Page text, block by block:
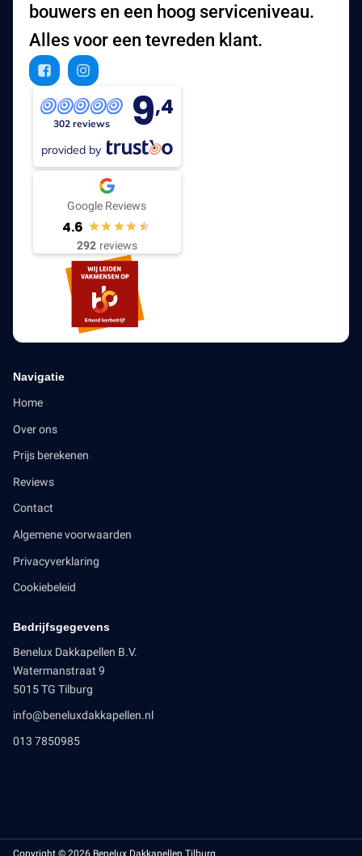
bouwers en een hoog serviceniveau.
Alles voor een tevreden klant.
302 reviews 9,4
provided by
Google Reviews
4.6
292 reviews
Navigatie
Home
Over ons
Prijs berekenen
Reviews
Contact
Algemene voorwaarden
Privacyverklaring
Cookiebeleid
Bedrijfsgegevens
Benelux Dakkapellen B.V.
Watermanstraat 9
5015 TG Tilburg
info@beneluxdakkapellen.nl
013 7850985
Copyright © 2026 Benelux Dakkapellen Tilburg